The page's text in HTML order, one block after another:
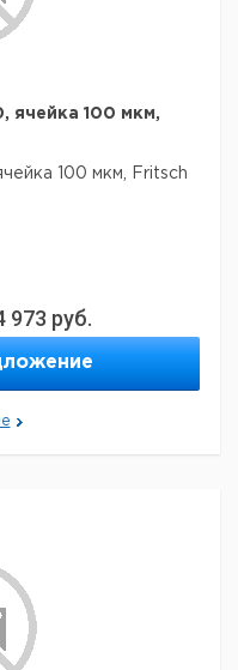
ячейка 100 мкм,
100 мкм, Fritsch
973 руб.